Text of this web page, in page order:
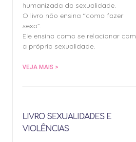
humanizada da sexualidade.
O livro não ensina “como fazer
sexo”.
Ele ensina como se relacionar com
a própria sexualidade.
VEJA MAIS >
LIVRO SEXUALIDADES E
VIOLÊNCIAS